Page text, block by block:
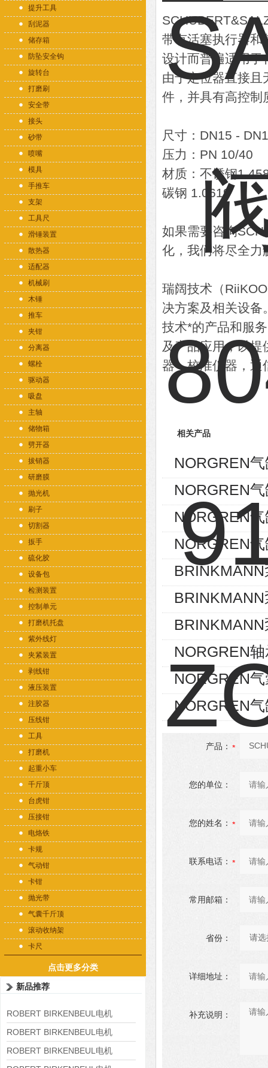
提升工具
刮泥器
储存箱
防坠安全钩
旋转台
打磨刷
安全带
接头
砂带
喷嘴
模具
手推车
支架
工具尺
滑锤装置
散热器
适配器
机械刷
木锤
推车
夹钳
分离器
螺栓
驱动器
吸盘
主轴
储物箱
劈开器
拔销器
研磨膜
抛光机
刷子
切割器
扳手
硫化胶
设备包
检测装置
控制单元
打磨机托盘
紫外线灯
夹紧装置
剥线钳
液压装置
注胶器
压线钳
工具
打磨机
起重小车
千斤顶
台虎钳
压接钳
电烙铁
卡规
气动钳
卡钳
抛光带
气囊千斤顶
滚动收纳架
卡尺
点击更多分类
新品推荐
ROBERT BIRKENBEUL电机
8APE225M-4-IE3
ROBERT BIRKENBEUL电机
8APE180L-4 IE3
ROBERT BIRKENBEUL电机
带有活塞执行器和
设计而普遍适用于
由于定位器直接且
件，并具有高控制
尺寸：DN15 -
压力：PN 10/40
材质：不锈钢
碳钢 1.0619
如果需要咨询
化，我们将尽全力
瑞阔技术（
决方案及相关设备
技术*的产品和服
及产品应用，以提
器，校准仪器，通
相关产品
NORGREN
NORGREN
NORGREN
NORGREN
NORGREN
NORGREN
NORGREN
产品：
您的单位：
您的姓名：
联系电话：
常用邮箱：
省份：
详细地址：
补充说明：